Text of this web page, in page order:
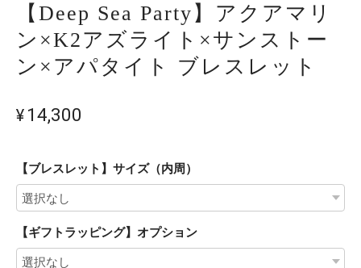
【Deep Sea Party】アクアマリ
ン×K2アズライト×サンストー
ン×アパタイト ブレスレット
¥14,300
【ブレスレット】サイズ（内周）
【ギフトラッピング】オプション